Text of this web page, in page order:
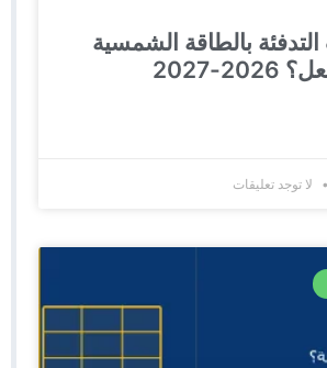
بالطاقة الشمسية
توجد تعليقات